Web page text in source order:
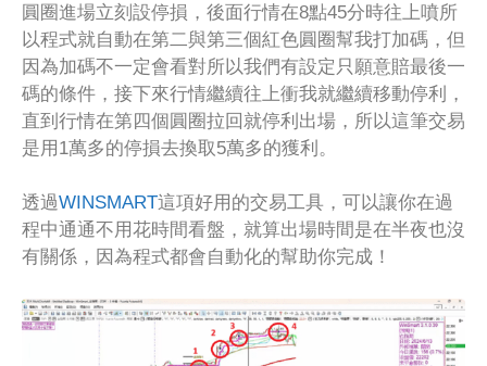
圓圈進場立刻設停損，後面行情在8點45分時往上噴所
以程式就自動在第二與第三個紅色圓圈幫我打加碼，但
因為加碼不一定會看對所以我們有設定只願意賠最後一
碼的條件，接下來行情繼續往上衝我就繼續移動停利，
直到行情在第四個圓圈拉回就停利出場，所以這筆交易
是用1萬多的停損去換取5萬多的獲利。
透過WINSMART這項好用的交易工具，可以讓你在過
程中通通不用花時間看盤，就算出場時間是在半夜也沒
有關係，因為程式都會自動化的幫助你完成！